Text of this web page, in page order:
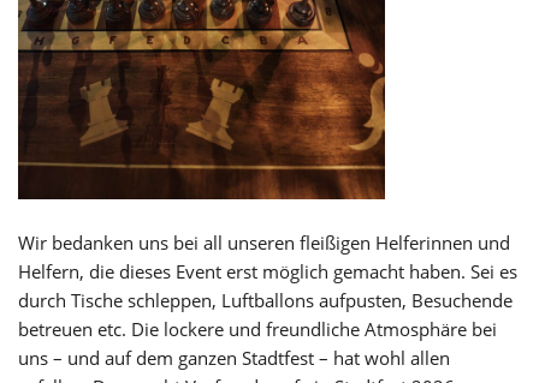
Wir bedanken uns bei all unseren fleißigen Helferinnen und
Helfern, die dieses Event erst möglich gemacht haben. Sei es
durch Tische schleppen, Luftballons aufpusten, Besuchende
betreuen etc. Die lockere und freundliche Atmosphäre bei
uns – und auf dem ganzen Stadtfest – hat wohl allen